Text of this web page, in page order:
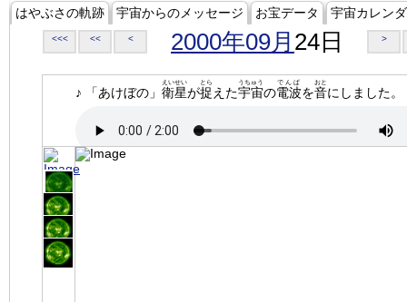
はやぶさの軌跡 宇宙からのメッセージ お宝データ 宇宙カレン
<<< << < 2000年09月 24日 >
♪ 「あけぼの」 衛星
えいせい
が捉
とら
えた宇宙
うちゅう
の電波
でんぱ
を音
おと
にしました。